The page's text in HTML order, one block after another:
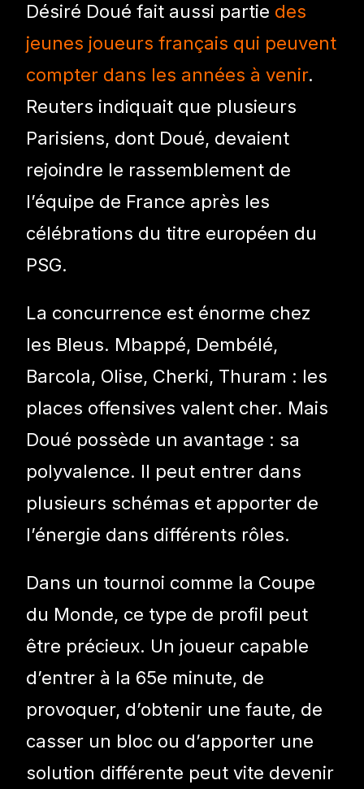
Désiré Doué fait aussi partie des
jeunes joueurs français qui peuvent
compter dans les années à venir.
Reuters indiquait que plusieurs
Parisiens, dont Doué, devaient
rejoindre le rassemblement de
l’équipe de France après les
célébrations du titre européen du
PSG.
La concurrence est énorme chez
les Bleus. Mbappé, Dembélé,
Barcola, Olise, Cherki, Thuram : les
places offensives valent cher. Mais
Doué possède un avantage : sa
polyvalence. Il peut entrer dans
plusieurs schémas et apporter de
l’énergie dans différents rôles.
Dans un tournoi comme la Coupe
du Monde, ce type de profil peut
être précieux. Un joueur capable
d’entrer à la 65e minute, de
provoquer, d’obtenir une faute, de
casser un bloc ou d’apporter une
solution différente peut vite devenir